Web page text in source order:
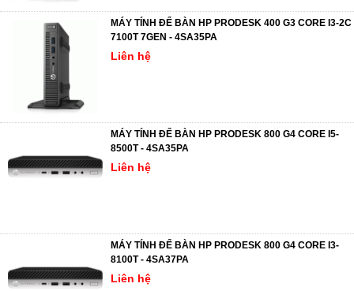
MÁY TÍNH ĐỂ BÀN HP PRODESK 400 G3 CORE I3-2C
7100T 7GEN - 4SA35PA
Liên hệ
MÁY TÍNH ĐỂ BÀN HP PRODESK 800 G4 CORE I5-
8500T - 4SA35PA
Liên hệ
MÁY TÍNH ĐỂ BÀN HP PRODESK 800 G4 CORE I3-
8100T - 4SA37PA
Liên hệ